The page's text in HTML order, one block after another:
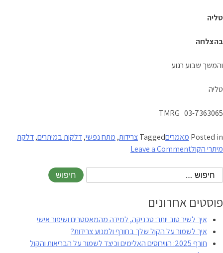
טליה
בהצלחה
והמשך שבוע רגוע
טליה
TMRG 03-7363065
Posted in מאמריםTaggedצרידות, מתח נפשי,דלקות במיתרים,דלקת
מיתרי הקולLeave a Comment
צרידות
נפשי
פוסטים אחרונים
איך לשיר טוב יותר: טכניקה, למידה מהמאסטרים ושיפור אישי
איך לשמור על הקול שלך בחורף ולמנוע צרידות?
חורף 2025: הווירוסים האלימים וכיצד לשמור על הבריאות והקול